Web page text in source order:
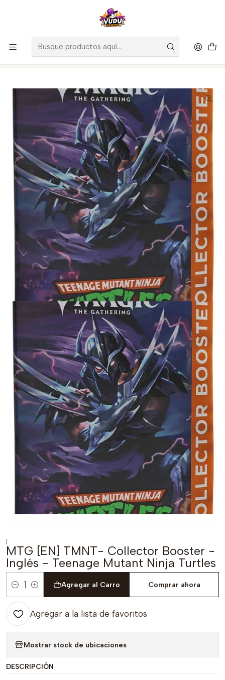
🚀 ¡Despachamos a todo Chile! Envío GRATIS a Regiones sobre
$100.000 y a RM sobre $35.000
Inicio Juegos de Cartas TCG
Magic The Gathering
Sellados Magic The Gathering
MTG [EN] TMNT- Collector Booster - Inglés - Teenage Mutant
Ninja Turtles
|
MTG [EN] TMNT- Collector Booster -
Inglés - Teenage Mutant Ninja Turtles
Cantidad
Agregar al Carro Comprar ahora
Agregar a la lista de favoritos
Mostrar stock de ubicaciones
DESCRIPCIÓN